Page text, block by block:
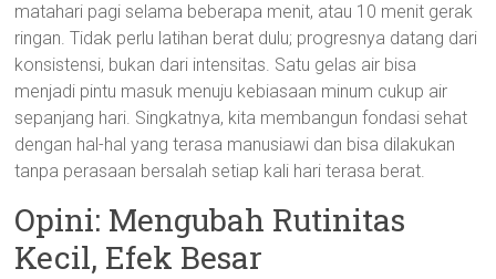
matahari pagi selama beberapa menit, atau 10 menit gerak
ringan. Tidak perlu latihan berat dulu; progresnya datang dari
konsistensi, bukan dari intensitas. Satu gelas air bisa
menjadi pintu masuk menuju kebiasaan minum cukup air
sepanjang hari. Singkatnya, kita membangun fondasi sehat
dengan hal-hal yang terasa manusiawi dan bisa dilakukan
tanpa perasaan bersalah setiap kali hari terasa berat.
Opini: Mengubah Rutinitas
Kecil, Efek Besar